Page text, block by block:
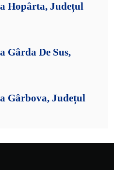
Hopârta, Județul
Gârda De Sus,
Gârbova, Județul